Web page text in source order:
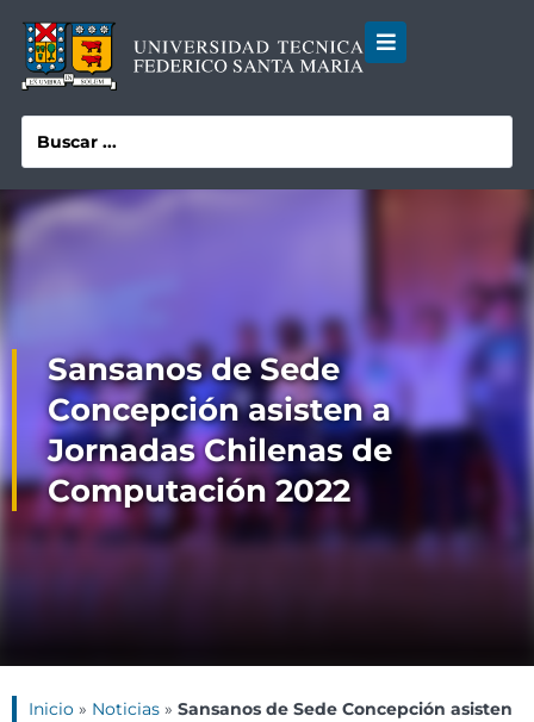
Sansanos de Sede
Concepción asisten a
Jornadas Chilenas de
Computación 2022
Inicio » Noticias » Sansanos de Sede Concepción asisten